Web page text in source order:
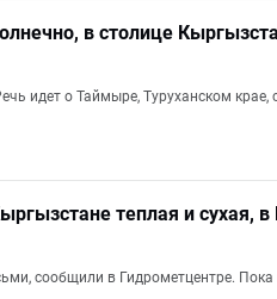
в столице
идет о Таймыре, Туруханском
теплая и сухая,
сообщили в Гидрометцентре. Пока